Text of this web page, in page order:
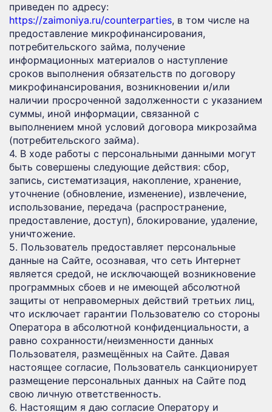
приведен по адресу:
https://zaimoniya.ru/counterparties, в том числе на
предоставление микрофинансирования,
потребительского займа, получение
информационных материалов о наступление
сроков выполнения обязательств по договору
микрофинансирования, возникновении и/или
наличии просроченной задолженности с указанием
суммы, иной информации, связанной с
выполнением мной условий договора микрозайма
(потребительского займа).
4. В ходе работы с персональными данными могут
быть совершены следующие действия: сбор,
запись, систематизация, накопление, хранение,
уточнение (обновление, изменение), извлечение,
использование, передача (распространение,
предоставление, доступ), блокирование, удаление,
уничтожение.
5. Пользователь предоставляет персональные
данные на Сайте, осознавая, что сеть Интернет
является средой, не исключающей возникновение
программных сбоев и не имеющей абсолютной
защиты от неправомерных действий третьих лиц,
что исключает гарантии Пользователю со стороны
Оператора в абсолютной конфиденциальности, а
равно сохранности/неизменности данных
Пользователя, размещённых на Сайте. Давая
настоящее согласие, Пользователь санкционирует
размещение персональных данных на Сайте под
свою личную ответственность.
6. Настоящим я даю согласие Оператору и